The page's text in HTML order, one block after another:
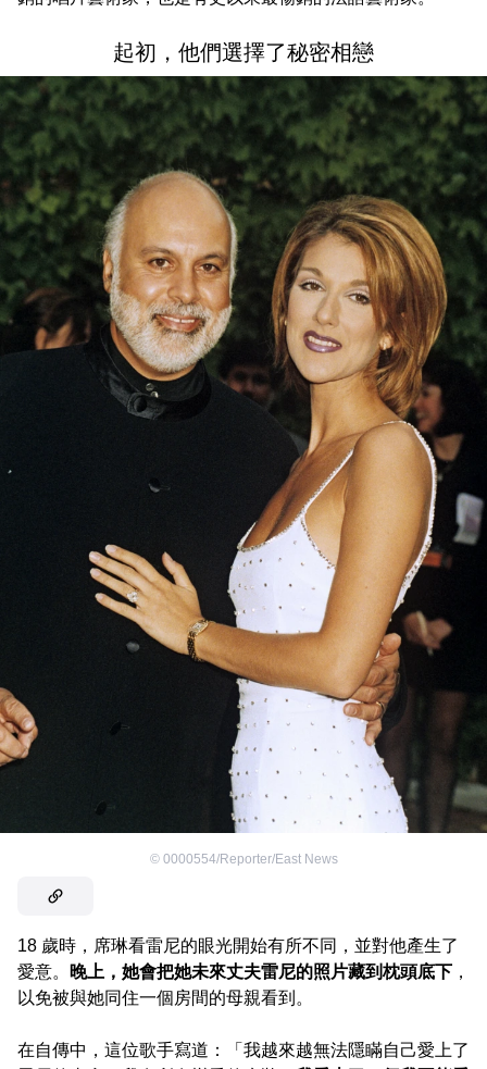
起初，他們選擇了秘密相戀
© 0000554/Reporter/East News
18 歲時，席琳看雷尼的眼光開始有所不同，並對他產生了
愛意。
晚上，她會把她未來丈夫雷尼的照片藏到枕頭底下 ，
以免被與她同住一個房間的母親看到。
在自傳中，這位歌手寫道：「我越來越無法隱瞞自己愛上了